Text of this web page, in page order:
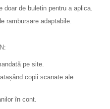
doar de buletin pentru a aplica.
rambursare adaptabile.
pe site.
copii scanate ale
în cont.